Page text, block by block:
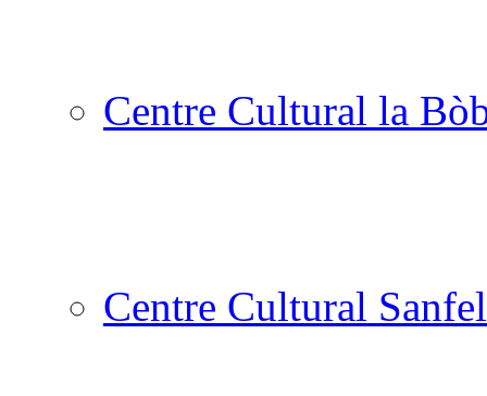
Centre Cultural la
Centre Cultural